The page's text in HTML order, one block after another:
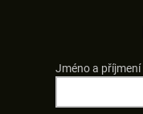
Jméno a příjmení